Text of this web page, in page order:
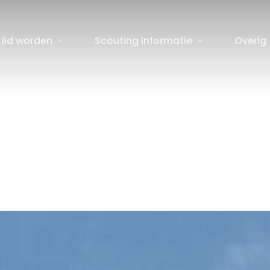
worden Scouting Informatie Overig